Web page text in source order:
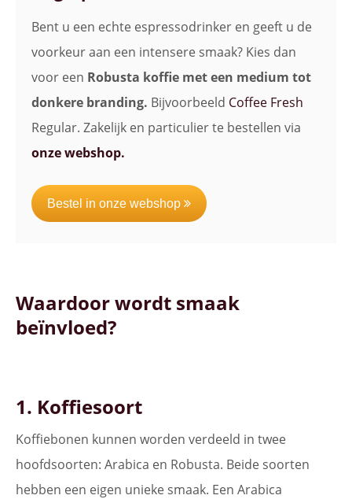
Bent u een echte espressodrinker en geeft u de
voorkeur aan een intensere smaak? Kies dan
voor een Robusta koffie met een medium tot
donkere branding. Bijvoorbeeld Coffee Fresh
Regular. Zakelijk en particulier te bestellen via
onze webshop.
Bestel in onze webshop
Waardoor wordt smaak
beïnvloed?
1. Koffiesoort
Koffiebonen kunnen worden verdeeld in twee
hoofdsoorten: Arabica en Robusta. Beide soorten
hebben een eigen unieke smaak. Een Arabica